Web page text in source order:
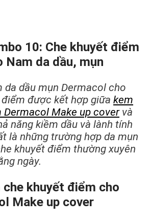
10: Che khuyết điểm
Nam da dầu, mụn
da dầu mụn Dermacol cho
được kết hợp giữa kem
Dermacol Make up covervà
năng kiềm dầu và lành tính
là những trường hợp da mụn
khuyết điểm thường xuyên
ngày.
khuyết điểm cho
Make up cover